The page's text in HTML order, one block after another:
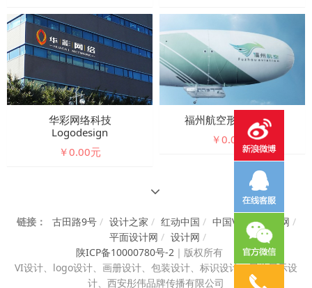
华彩网络科技
Logodesign
￥0.00元
福州航空形象design
￥0.00元
链接： 古田路9号 / 设计之家 / 红动中国 / 中国VI设计知识网 /
平面设计网 / 设计网 /
陕ICP备10000780号-2 ｜ 版权所有
VI设计、 logo设计、画册设计、包装设计、标识设计、展览展示设
计、西安彤伟品牌传播有限公司